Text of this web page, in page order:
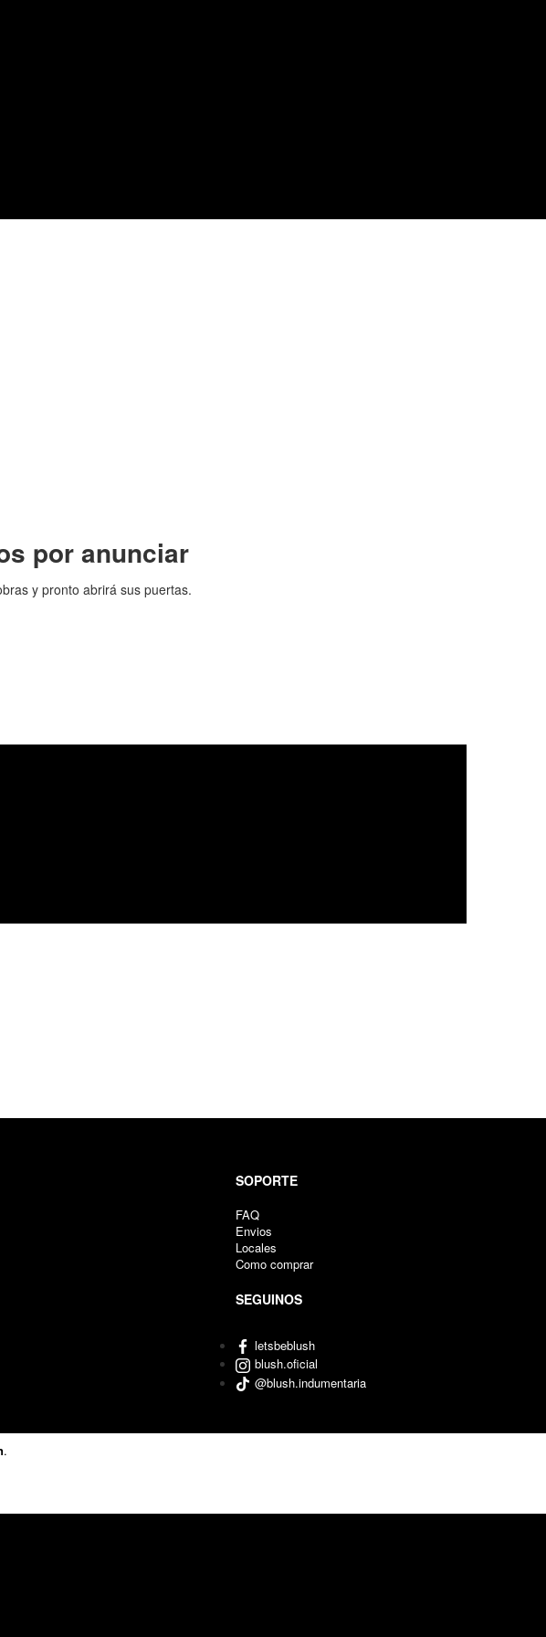
por anunciar
y pronto abrirá sus puertas.
SOPORTE
FAQ
Envios
Locales
Como comprar
SEGUINOS
letsbeblush
blush.oficial
@blush.indumentaria
.